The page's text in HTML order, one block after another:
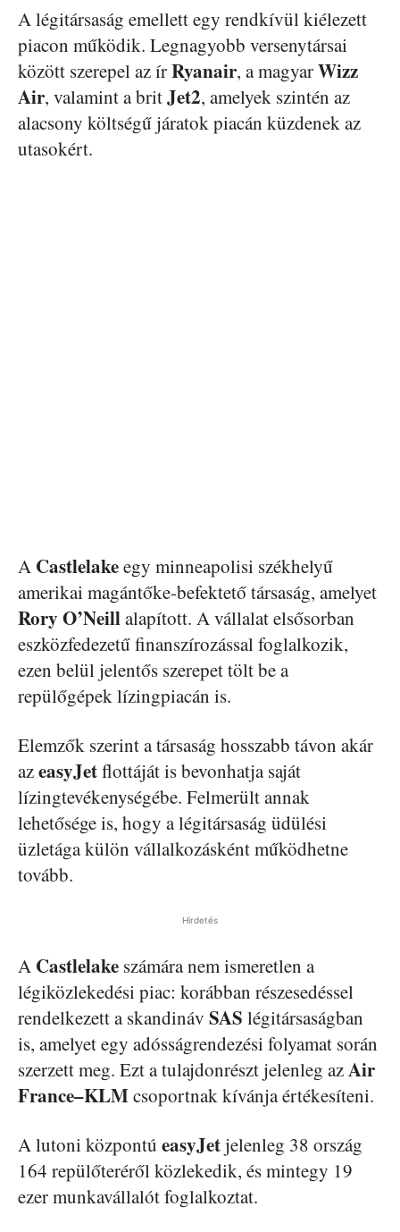
A légitársaság emellett egy rendkívül kiélezett
piacon működik. Legnagyobb versenytársai
között szerepel az írRyanair, a magyarWizz
Air, valamint a britJet2, amelyek szintén az
alacsony költségű járatok piacán küzdenek az
utasokért.
A Castlelakeegy minneapolisi székhelyű
amerikai magántőke-befektető társaság, amelyet
Rory O’Neillalapított. A vállalat elsősorban
eszközfedezetű finanszírozással foglalkozik,
ezen belül jelentős szerepet tölt be a
repülőgépek lízingpiacán is.
Elemzők szerint a társaság hosszabb távon akár
azeasyJetflottáját is bevonhatja saját
lízingtevékenységébe. Felmerült annak
lehetősége is, hogy a légitársaság üdülési
üzletága külön vállalkozásként működhetne
tovább.
Hirdetés
A Castlelake számára nem ismeretlen a
légiközlekedési piac: korábban részesedéssel
rendelkezett a skandináv SAS légitársaságban
is, amelyet egy adósságrendezési folyamat során
szerzett meg. Ezt a tulajdonrészt jelenleg azAir
France–KLMcsoportnak kívánja értékesíteni.
A lutoni központú easyJetjelenleg 38 ország
164 repülőteréről közlekedik, és mintegy 19
ezer munkavállalót foglalkoztat.